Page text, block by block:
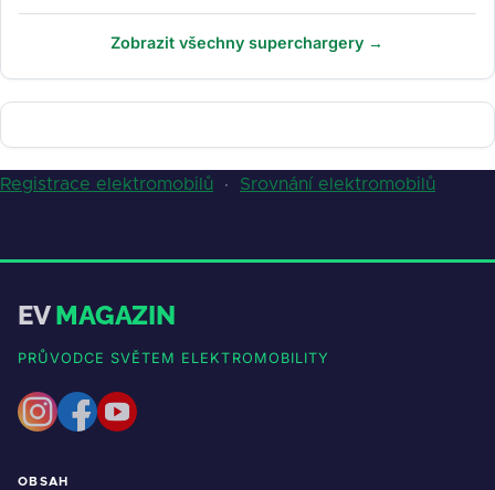
Zobrazit všechny superchargery →
Registrace elektromobilů · Srovnání elektromobilů
EVMAGAZIN
PRŮVODCE SVĚTEM ELEKTROMOBILITY
OBSAH